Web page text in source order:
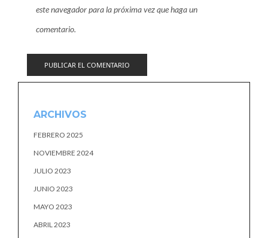
este navegador para la próxima vez que haga un
comentario.
ARCHIVOS
FEBRERO 2025
NOVIEMBRE 2024
JULIO 2023
JUNIO 2023
MAYO 2023
ABRIL 2023